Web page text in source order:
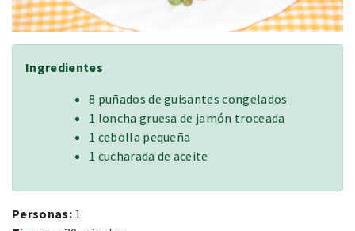
Ingredientes
8 puñados de guisantes congelados
1 loncha gruesa de jamón troceada
1 cebolla pequeña
1 cucharada de aceite
Personas: 1